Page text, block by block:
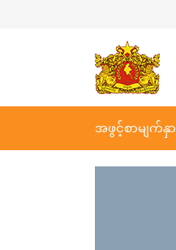
အဖွင့်စာမျက်နှာ